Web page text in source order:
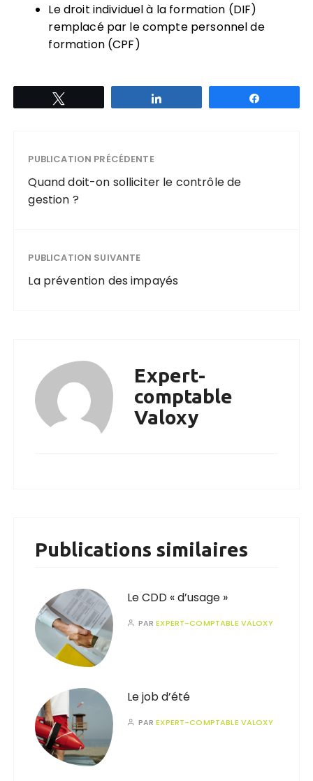
Le droit individuel à la formation (DIF)
remplacé par le compte personnel de
formation (CPF)
PUBLICATION PRÉCÉDENTE
Quand doit-on solliciter le contrôle de
gestion ?
PUBLICATION SUIVANTE
La prévention des impayés
Expert-
comptable
Valoxy
Publications similaires
Le CDD « d’usage »
PAREXPERT-COMPTABLE VALOXY
Le job d’été
PAREXPERT-COMPTABLE VALOXY